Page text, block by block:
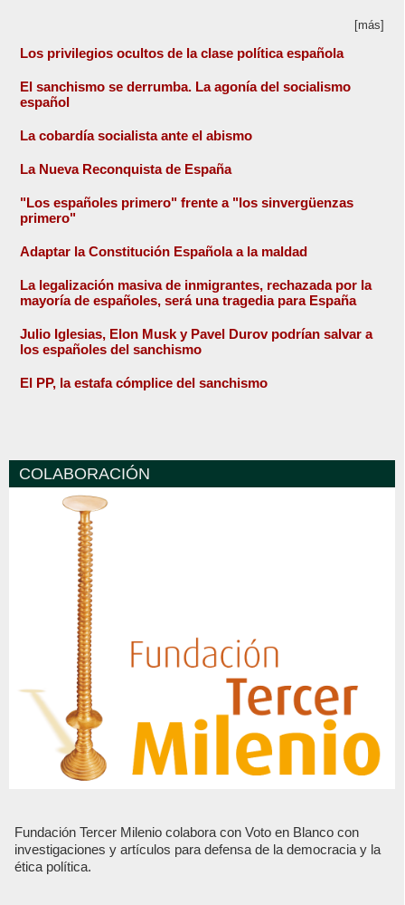
[más]
Los privilegios ocultos de la clase política española
El sanchismo se derrumba. La agonía del socialismo
español
La cobardía socialista ante el abismo
La Nueva Reconquista de España
"Los españoles primero" frente a "los sinvergüenzas
primero"
Adaptar la Constitución Española a la maldad
La legalización masiva de inmigrantes, rechazada por la
mayoría de españoles, será una tragedia para España
Julio Iglesias, Elon Musk y Pavel Durov podrían salvar a
los españoles del sanchismo
El PP, la estafa cómplice del sanchismo
COLABORACIÓN
Fundación Tercer Milenio colabora con Voto en Blanco con
investigaciones y artículos para defensa de la democracia y la
ética política.